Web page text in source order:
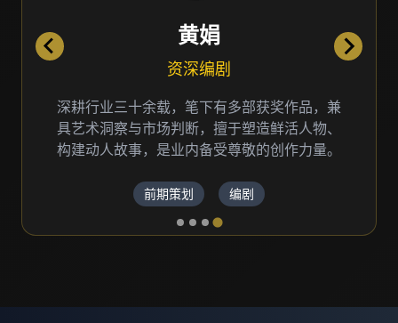
王玉锦
创意总监
国家一级导演，30+年影视制作经验，曾执导
多部获奖电影、广告片和纪录片，擅长品牌故
事叙述和视觉创意表达。
创意策划 导演